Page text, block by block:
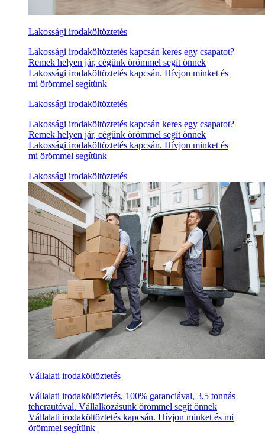
Lakossági irodaköltöztetés
Lakossági irodaköltöztetés kapcsán keres egy csapatot?
Remek helyen jár, cégünk örömmel segít önnek
Lakossági irodaköltöztetés kapcsán. Hívjon minket és
mi örömmel segítünk
Lakossági irodaköltöztetés
Lakossági irodaköltöztetés kapcsán keres egy csapatot?
Remek helyen jár, cégünk örömmel segít önnek
Lakossági irodaköltöztetés kapcsán. Hívjon minket és
mi örömmel segítünk
Lakossági irodaköltöztetés
Vállalati irodaköltöztetés
Vállalati irodaköltöztetés, 100% garanciával, 3,5 tonnás
teherautóval. Vállalkozásunk örömmel segít önnek
Vállalati irodaköltöztetés kapcsán. Hívjon minket és mi
örömmel segítünk